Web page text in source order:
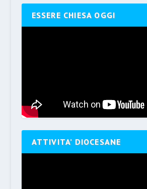
ESSERE CHIESA OGGI
ATTIVITA’ DIOCESANE